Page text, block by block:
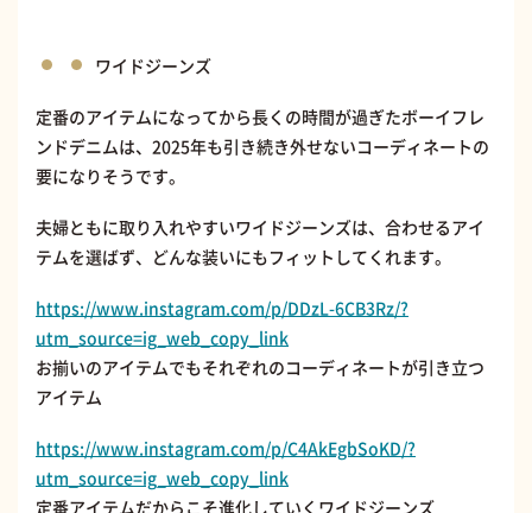
ワイドジーンズ
定番のアイテムになってから長くの時間が過ぎたボーイフレ
ンドデニムは、2025年も引き続き外せないコーディネートの
要になりそうです。
夫婦ともに取り入れやすいワイドジーンズは、合わせるアイ
テムを選ばず、どんな装いにもフィットしてくれます。
https://www.instagram.com/p/DDzL-6CB3Rz/?
utm_source=ig_web_copy_link
お揃いのアイテムでもそれぞれのコーディネートが引き立つ
アイテム
https://www.instagram.com/p/C4AkEgbSoKD/?
utm_source=ig_web_copy_link
定番アイテムだからこそ進化していくワイドジーンズ